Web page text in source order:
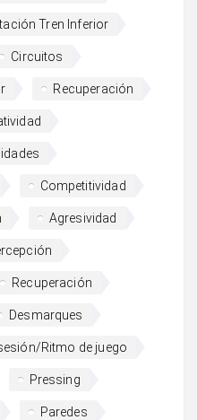
Tren Inferior
Circuitos
Recuperación
Competitividad
Agresividad
Recuperación
Desmarques
Ritmo de juego
Pressing
Paredes